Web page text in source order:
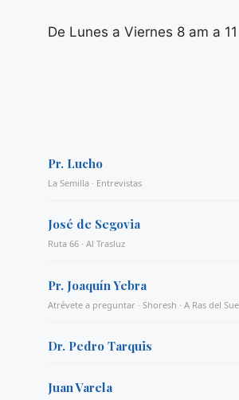
De Lunes a Viernes 8 am a
Pr. Lucho
La Semilla · Entrevistas
José de Segovia
Ruta 66 · Al Trasluz
Pr. Joaquín Yebra
Atrévete a preguntar · Shoresh · A Ras del
Dr. Pedro Tarquis
Juan Varela